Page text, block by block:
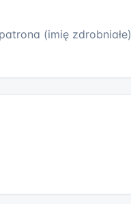
(imię zdrobniałe)